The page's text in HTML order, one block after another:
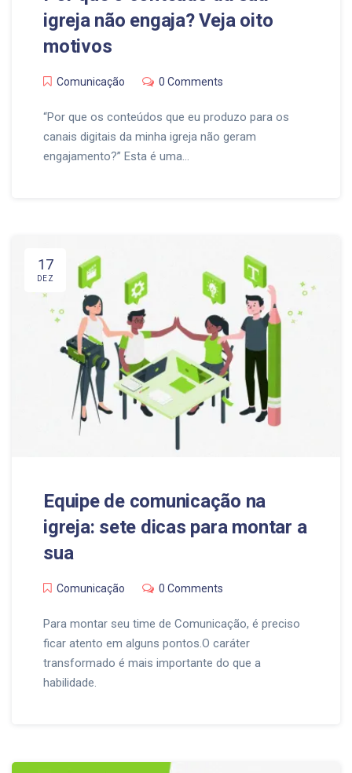
igreja não engaja? Veja oito
motivos
Comunicação 0 Comments
“Por que os conteúdos que eu produzo para os
canais digitais da minha igreja não geram
engajamento?” Esta é uma…
17
DEZ
Equipe de comunicação na
igreja: sete dicas para montar a
sua
Comunicação 0 Comments
Para montar seu time de Comunicação, é preciso
ficar atento em alguns pontos.O caráter
transformado é mais importante do que a
habilidade.